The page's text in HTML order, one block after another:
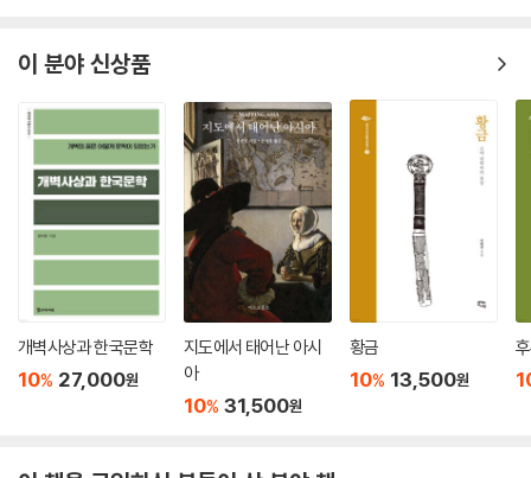
백과사전이라 할 수 있다.
책의 내용
제1장 초기 투르크 유목 민족들:
제1장은 몽골 초원과 준가르 초원 지역에서 9세기 중엽까지 목축 유목민
으로 살았던 초기 투르크계 민족인 철륵, 돌궐, 위구르의 기원과 역사를 다
룬다. 몽골 초원과 준가르 초원에 거주하던 다양한 투르크계 집단은 늦어
도 서기 4세기경부터 유민 또는 정복민으로서 서쪽을 비롯해 여러 방향으
로 이주했다. 그 결과 남시베리아, 중앙 및 서부 유라시아 초원 지대, 중앙
아시아의 오아시스 지역, 볼가-카마 지역 등지에서 거주하던 비투르크계
이 분야 신상품
개벽사상과 한국문학
10% 27,000원
지도에서 태어난 아시
아
10% 31,500원
황금
10% 13,500원